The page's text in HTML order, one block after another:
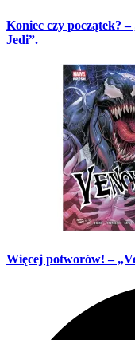
Koniec czy początek?
Jedi”.
Więcej potworów! –